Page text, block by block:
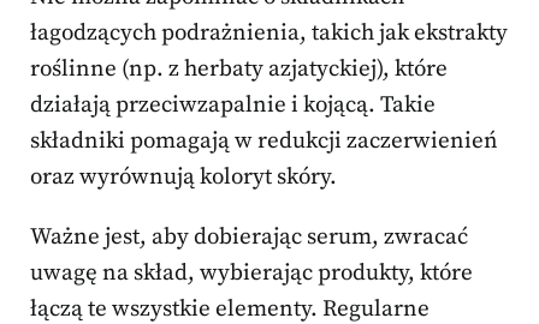
łagodzących podrażnienia, takich jak ekstrakty
roślinne (np. z herbaty azjatyckiej), które
działają przeciwzapalnie i kojącą. Takie
składniki pomagają w redukcji zaczerwienień
oraz wyrównują koloryt skóry.
Ważne jest, aby dobierając serum, zwracać
uwagę na skład, wybierając produkty, które
łączą te wszystkie elementy. Regularne